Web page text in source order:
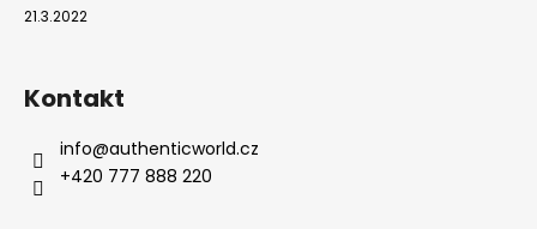
21.3.2022
Kontakt
info@authenticworld.cz
+420 777 888 220